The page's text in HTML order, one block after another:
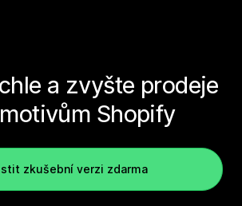
a zvyšte prodeje
Shopify
zkušební verzi zdarma